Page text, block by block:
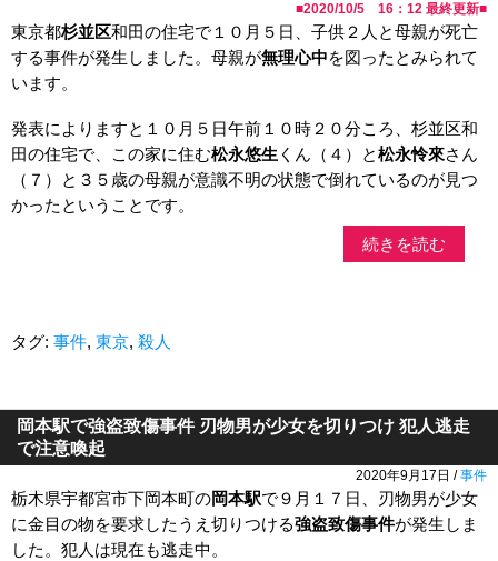
■2020/10/5 16：12 最終更新■
東京都杉並区和田の住宅で１０月５日、子供２人と母親が死亡
する事件が発生しました。母親が無理心中を図ったとみられて
います。
発表によりますと１０月５日午前１０時２０分ころ、杉並区和
田の住宅で、この家に住む松永悠生 くん（４）と松永怜來さん
（７）と３５歳の母親が意識不明の状態で倒れているのが見つ
かったということです。
続きを読む
タグ: 事件, 東京, 殺人
岡本駅で強盗致傷事件 刃物男が少女を切りつけ 犯人逃走
で注意喚起
2020年9月17日 /事件
栃木県宇都宮市下岡本町の岡本駅で９月１７日、刃物男が少女
に金目の物を要求したうえ切りつける強盗致傷事件が発生しま
した。犯人は現在も逃走中。